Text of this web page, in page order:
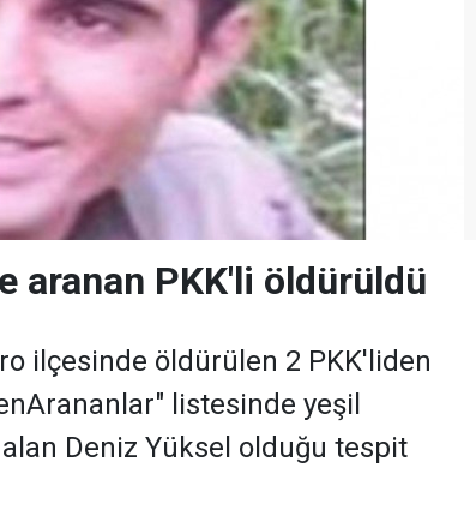
aranan PKK'li öldürüldü
ilçesinde öldürülen 2 PKK'liden
listesinde yeşil
Deniz Yüksel olduğu tespit